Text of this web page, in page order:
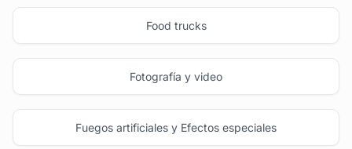
Food trucks
Fotografía y video
Fuegos artificiales y Efectos especiales